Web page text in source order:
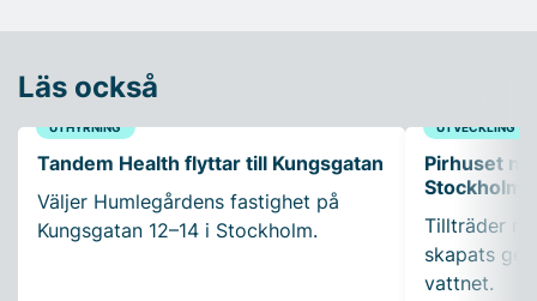
Läs också
UTHYRNING
Tandem Health flyttar till Kungsgatan
Väljer Humlegårdens fastighet på
Kungsgatan 12–14 i Stockholm.
UTVECKLING
Pirhuset
Tillträder
skapats
vattnet.